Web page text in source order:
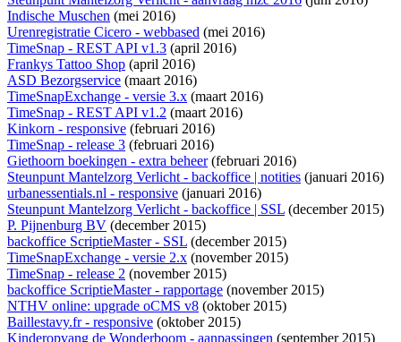
Indische Muschen (mei 2016)
Urenregistratie Cicero - webbased (mei 2016)
TimeSnap - REST API v1.3 (april 2016)
Frankys Tattoo Shop (april 2016)
ASD Bezorgservice (maart 2016)
TimeSnapExchange - versie 3.x (maart 2016)
TimeSnap - REST API v1.2 (maart 2016)
Kinkorn - responsive (februari 2016)
TimeSnap - release 3 (februari 2016)
Giethoorn boekingen - extra beheer(februari 2016)
Steunpunt Mantelzorg Verlicht - backoffice | notities (januari 2016)
urbanessentials.nl - responsive (januari 2016)
Steunpunt Mantelzorg Verlicht - backoffice | SSL (december 2015)
P. Pijnenburg BV (december 2015)
backoffice ScriptieMaster - SSL (december 2015)
TimeSnapExchange - versie 2.x (november 2015)
TimeSnap - release 2 (november 2015)
backoffice ScriptieMaster - rapportage (november 2015)
NTHV online: upgrade oCMS v8 (oktober 2015)
Baillestavy.fr - responsive (oktober 2015)
Kinderopvang de Wonderboom - aanpassingen (september 2015)